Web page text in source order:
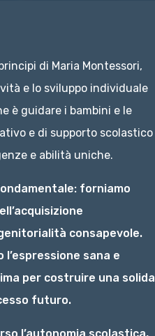
di Maria Montessori,
e lo sviluppo individuale
è guidare i bambini e le
e di supporto scolastico
e abilità uniche.
forniamo
consapevole.
l’espressione sana e
per costruire una solida
futuro.